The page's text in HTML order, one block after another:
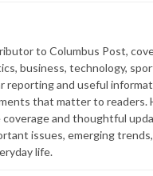
to Columbus Post,
business, technology,
reporting and useful
that matter to readers.
coverage and thoughtful
issues, emerging
life.